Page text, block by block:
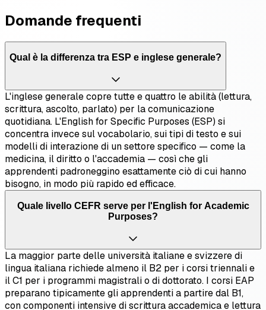
Domande frequenti
Qual è la differenza tra ESP e inglese generale?
L'inglese generale copre tutte e quattro le abilità (lettura,
scrittura, ascolto, parlato) per la comunicazione
quotidiana. L'English for Specific Purposes (ESP) si
concentra invece sul vocabolario, sui tipi di testo e sui
modelli di interazione di un settore specifico — come la
medicina, il diritto o l'accademia — così che gli
apprendenti padroneggino esattamente ciò di cui hanno
bisogno, in modo più rapido ed efficace.
Quale livello CEFR serve per l'English for Academic
Purposes?
La maggior parte delle università italiane e svizzere di
lingua italiana richiede almeno il B2 per i corsi triennali e
il C1 per i programmi magistrali o di dottorato. I corsi EAP
preparano tipicamente gli apprendenti a partire dal B1,
con componenti intensive di scrittura accademica e lettura